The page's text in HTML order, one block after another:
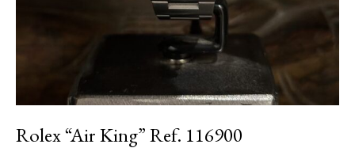
Rolex “Air King” Ref. 116900